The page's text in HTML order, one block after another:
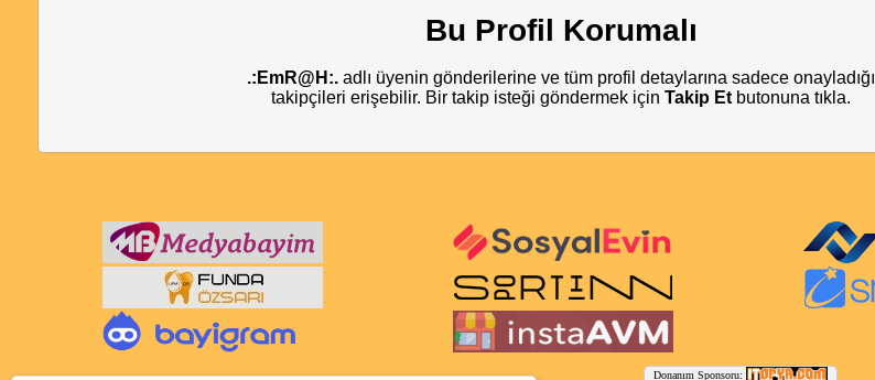
Bu Profil Korumalı
.:EmR@H:. adlı üyenin gönderilerine ve tüm profil detaylarına sadece onayladığı
takipçileri erişebilir. Bir takip isteği göndermek içinTakip Et butonuna tıkla.
Donanım Sponsoru: